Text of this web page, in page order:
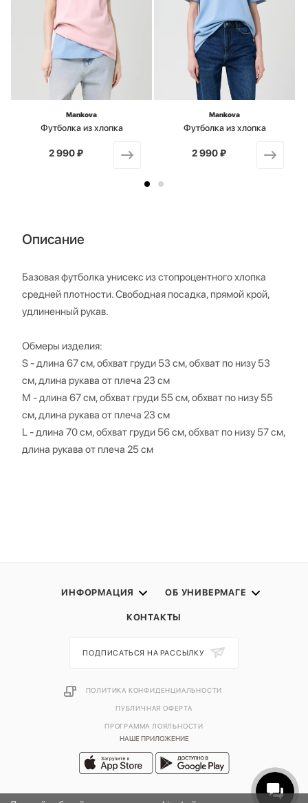
Mankova
Футболка из хлопка
от
2 990 ₽
Mankova
Футболка из хлопка
от
2 990 ₽
Описание
Базовая футболка унисекс из стопроцентного хлопка
средней плотности. Свободная посадка, прямой крой,
удлиненный рукав.
Обмеры изделия:
S - длина 67 см, обхват груди 53 см, обхват по низу 53
см, длина рукава от плеча 23 см
М - длина 67 см, обхват груди 55 см, обхват по низу 55
см, длина рукава от плеча 23 см
L - длина 70 см, обхват груди 56 см, обхват по низу 57 см,
длина рукава от плеча 25 см
ИНФОРМАЦИЯ ОБ УНИВЕРМАГЕ
КОНТАКТЫ
НАШЕ ПРИЛОЖЕНИЕ
ПОДПИСАТЬСЯ НА РАССЫЛКУ
ПОЛИТИКА КОНФИДЕНЦИАЛЬНОСТИ
ПУБЛИЧНАЯ ОФЕРТА
ПРОГРАММА ЛОЯЛЬНОСТИ